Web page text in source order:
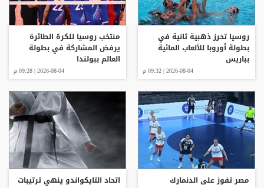
روسيا تحرز ذهبية ثانية في
بطولة أوروبا للألعاب المائية
بباريس
2026-08-04 | 09:32 م
منتخب روسيا للكرة الطائرة
يرفض المشاركة في بطولة
العالم ببولندا
2026-08-04 | 09:28 م
مصر تفوز على الدنمارك
اتحاد التايكواندو ينهي ترتيبات